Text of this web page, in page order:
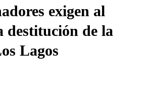
exigen al
destitución de la
Lagos